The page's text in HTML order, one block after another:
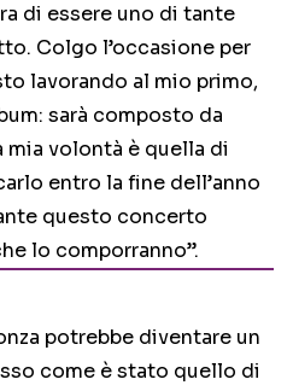
di essere uno di tante
Colgo l’occasione per
lavorando al mio primo,
sarà composto da
mia volontà è quella di
entro la fine dell’anno
questo concerto
lo comporranno”.
potrebbe diventare un
come è stato quello di